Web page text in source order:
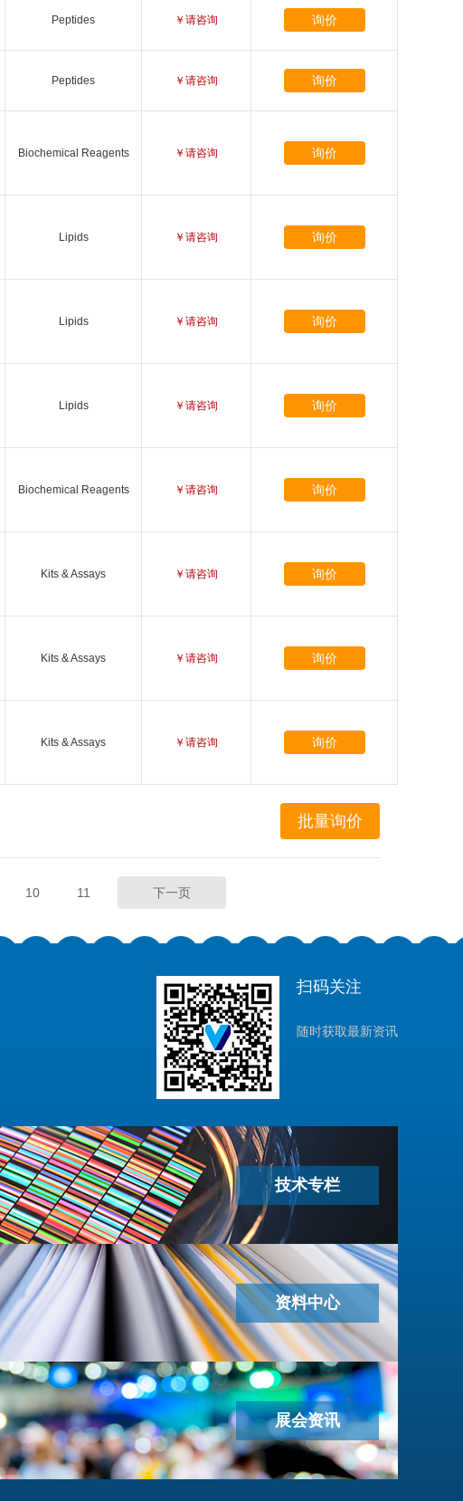
Peptides ￥请咨询 询价
Peptides ￥请咨询 询价
Biochemical Reagents ￥请咨询 询价
Lipids ￥请咨询 询价
Lipids ￥请咨询 询价
Lipids ￥请咨询 询价
Biochemical Reagents ￥请咨询 询价
Kits & Assays ￥请咨询 询价
Kits & Assays ￥请咨询 询价
Kits & Assays ￥请咨询 询价
10 11 下一页
扫码关注
随时获取最新资讯
技术专栏
资料中心
展会资讯